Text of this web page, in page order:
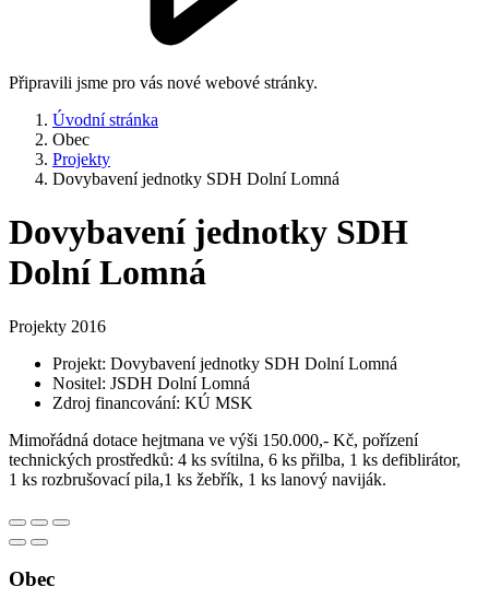
Připravili jsme pro vás nové webové stránky.
Úvodní stránka
Obec
Projekty
Dovybavení jednotky SDH Dolní Lomná
Dovybavení jednotky SDH
Dolní Lomná
Projekty 2016
Projekt: Dovybavení jednotky SDH Dolní Lomná
Nositel: JSDH Dolní Lomná
Zdroj financování: KÚ MSK
Mimořádná dotace hejtmana ve výši 150.000,- Kč, pořízení
technických prostředků: 4 ks svítilna, 6 ks přilba, 1 ks defiblirátor,
1 ks rozbrušovací pila,1 ks žebřík, 1 ks lanový naviják.
Obec